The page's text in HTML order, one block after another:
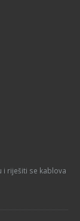
i riješiti se kablova